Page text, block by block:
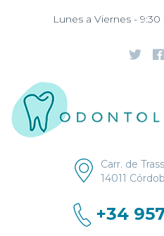
Lunes a Viernes - 9:30
Carr. de
14011
+34